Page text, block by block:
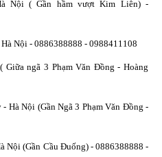
Nội ( Gần hầm vượt Kim Liên) -
Nội - 0886388888 - 0988411108
ngã 3 Phạm Văn Đồng - Hoàng
Hà Nội (Gần Ngã 3 Phạm Văn Đồng -
Nội (Gần Cầu Đuống) - 0886388888 -